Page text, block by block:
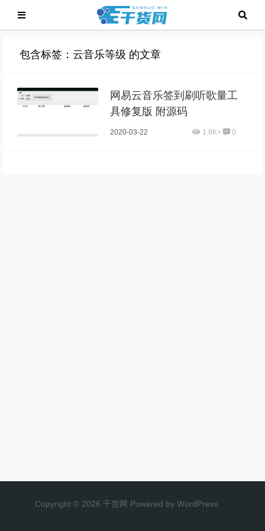
包含标签：云音乐等级 的文章
网易云音乐签到刷听歌量工
具修复版 附源码
2020-03-22 1.9K+ 0
Copyright © 2026 干货网 Powered by WordPress